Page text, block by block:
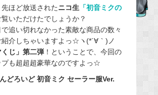
e
ほど放送されたニコ生「初音ミクの
覧いただけたでしょうか？
追い切れなかった素敵な商品の数々
紹介しちゃいますよっ☆ヽ(*´∀｀)ノ
くじ」第二弾！ということで、今回の
プも超超超豪華なのですよっ☆
んどろいど 初音ミク セーラー服Ver.